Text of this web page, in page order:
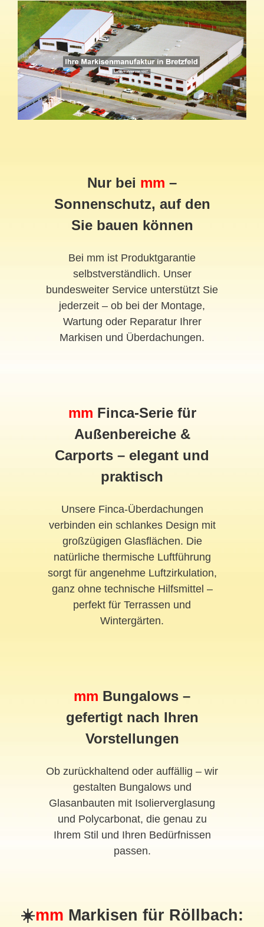
Nur bei mm –
Sonnenschutz, auf den
Sie bauen können
Bei mm ist Produktgarantie
selbstverständlich. Unser
bundesweiter Service unterstützt Sie
jederzeit – ob bei der Montage,
Wartung oder Reparatur Ihrer
Markisen und Überdachungen.
mm Finca-Serie für
Außenbereiche &
Carports – elegant und
praktisch
Unsere Finca-Überdachungen
verbinden ein schlankes Design mit
großzügigen Glasflächen. Die
natürliche thermische Luftführung
sorgt für angenehme Luftzirkulation,
ganz ohne technische Hilfsmittel –
perfekt für Terrassen und
Wintergärten.
mm Bungalows –
gefertigt nach Ihren
Vorstellungen
Ob zurückhaltend oder auffällig – wir
gestalten Bungalows und
Glasanbauten mit Isolierverglasung
und Polycarbonat, die genau zu
Ihrem Stil und Ihren Bedürfnissen
passen.
☀️mm Markisen für Röllbach: